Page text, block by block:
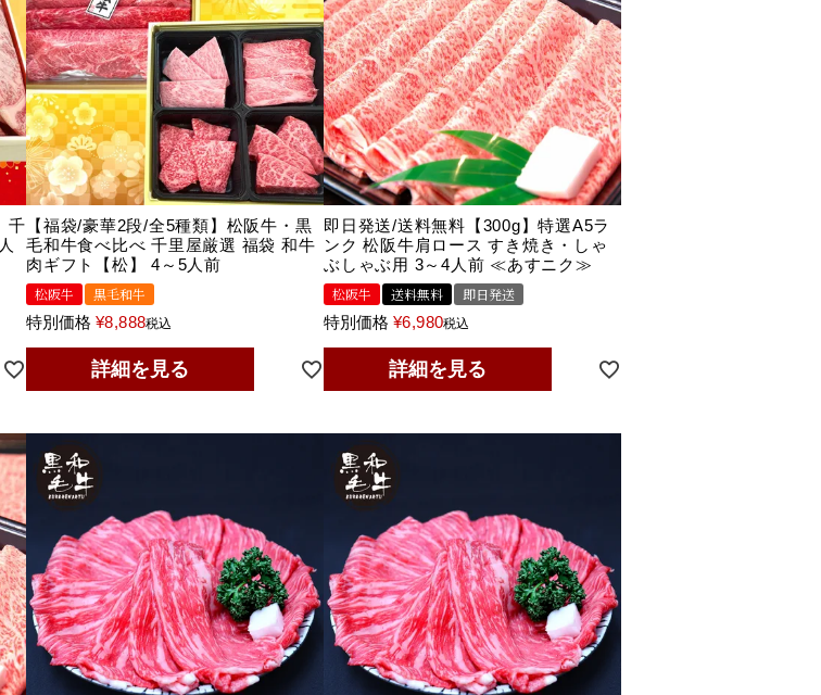
千 【福袋/豪華2段/全5種類】松阪牛・黒
毛和牛食べ比べ 千里屋厳選 福袋 和牛
肉ギフト【松】 4～5人前
松阪牛
黒毛和牛
特別価格 ¥8,888税込
詳細を見る
即日発送/送料無料【300g】特選A5ラ
ンク 松阪牛肩ロース すき焼き・しゃ
ぶしゃぶ用 3～4人前 ≪あすニク≫
松阪牛
送料無料
即日発送
特別価格 ¥6,980税込
詳細を見る